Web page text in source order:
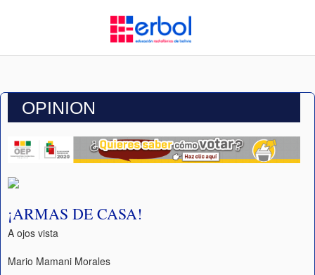
OPINION
¡ARMAS DE CASA!
A ojos vista
Mario Mamani Morales